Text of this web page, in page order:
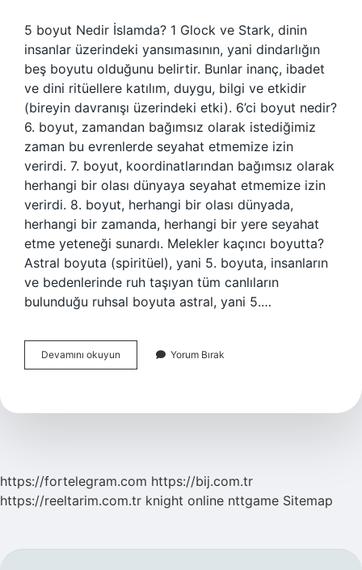
5 boyut Nedir İslamda? 1 Glock ve Stark, dinin
insanlar üzerindeki yansımasının, yani dindarlığın
beş boyutu olduğunu belirtir. Bunlar inanç, ibadet
ve dini ritüellere katılım, duygu, bilgi ve etkidir
(bireyin davranışı üzerindeki etki). 6’ci boyut nedir?
6. boyut, zamandan bağımsız olarak istediğimiz
zaman bu evrenlerde seyahat etmemize izin
verirdi. 7. boyut, koordinatlarından bağımsız olarak
herhangi bir olası dünyaya seyahat etmemize izin
verirdi. 8. boyut, herhangi bir olası dünyada,
herhangi bir zamanda, herhangi bir yere seyahat
etme yeteneği sunardı. Melekler kaçıncı boyutta?
Astral boyuta (spiritüel), yani 5. boyuta, insanların
ve bedenlerinde ruh taşıyan tüm canlıların
bulunduğu ruhsal boyuta astral, yani 5.…
Devamını okuyun
Boyutlu
Yorum Bırak
https://fortelegram.com https://bij.com.tr
https://reeltarim.com.tr knight online nttgame Sitemap